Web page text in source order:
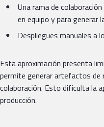
Una rama de
en equipo y para generar
Despliegues manuales a
Esta aproximación presenta
permite generar artefactos de
colaboración. Esto dificulta la
producción.